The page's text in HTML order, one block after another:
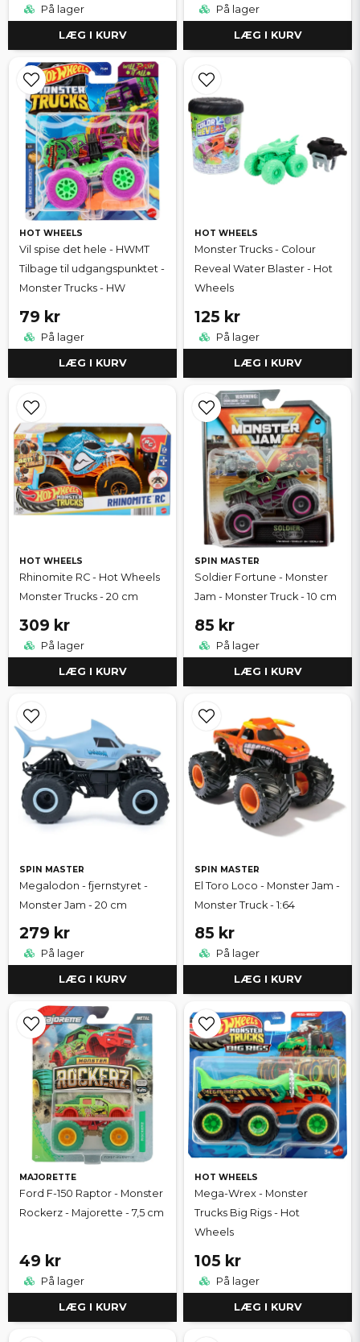
På lager
LÆG I KURV
På lager
LÆG I KURV
HOT WHEELS
Vil spise det hele - HWMT
Tilbage til udgangspunktet -
Monster Trucks - HW
79 kr
På lager
LÆG I KURV
HOT WHEELS
Monster Trucks - Colour
Reveal Water Blaster - Hot
Wheels
125 kr
På lager
LÆG I KURV
HOT WHEELS
Rhinomite RC - Hot Wheels
Monster Trucks - 20 cm
309 kr
På lager
LÆG I KURV
SPIN MASTER
Soldier Fortune - Monster
Jam - Monster Truck - 10 cm
85 kr
På lager
LÆG I KURV
SPIN MASTER
Megalodon - fjernstyret -
Monster Jam - 20 cm
279 kr
På lager
LÆG I KURV
SPIN MASTER
El Toro Loco - Monster Jam -
Monster Truck - 1:64
85 kr
På lager
LÆG I KURV
MAJORETTE
Ford F-150 Raptor - Monster
Rockerz - Majorette - 7,5 cm
49 kr
På lager
LÆG I KURV
HOT WHEELS
Mega-Wrex - Monster
Trucks Big Rigs - Hot
Wheels
105 kr
På lager
LÆG I KURV